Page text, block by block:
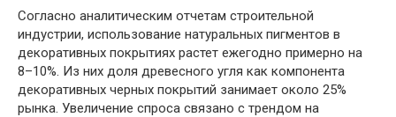
Согласно аналитическим отчетам строительной
индустрии, использование натуральных пигментов в
декоративных покрытиях растет ежегодно примерно на
8–10%. Из них доля древесного угля как компонента
декоративных черных покрытий занимает около 25%
рынка. Увеличение спроса связано с трендом на